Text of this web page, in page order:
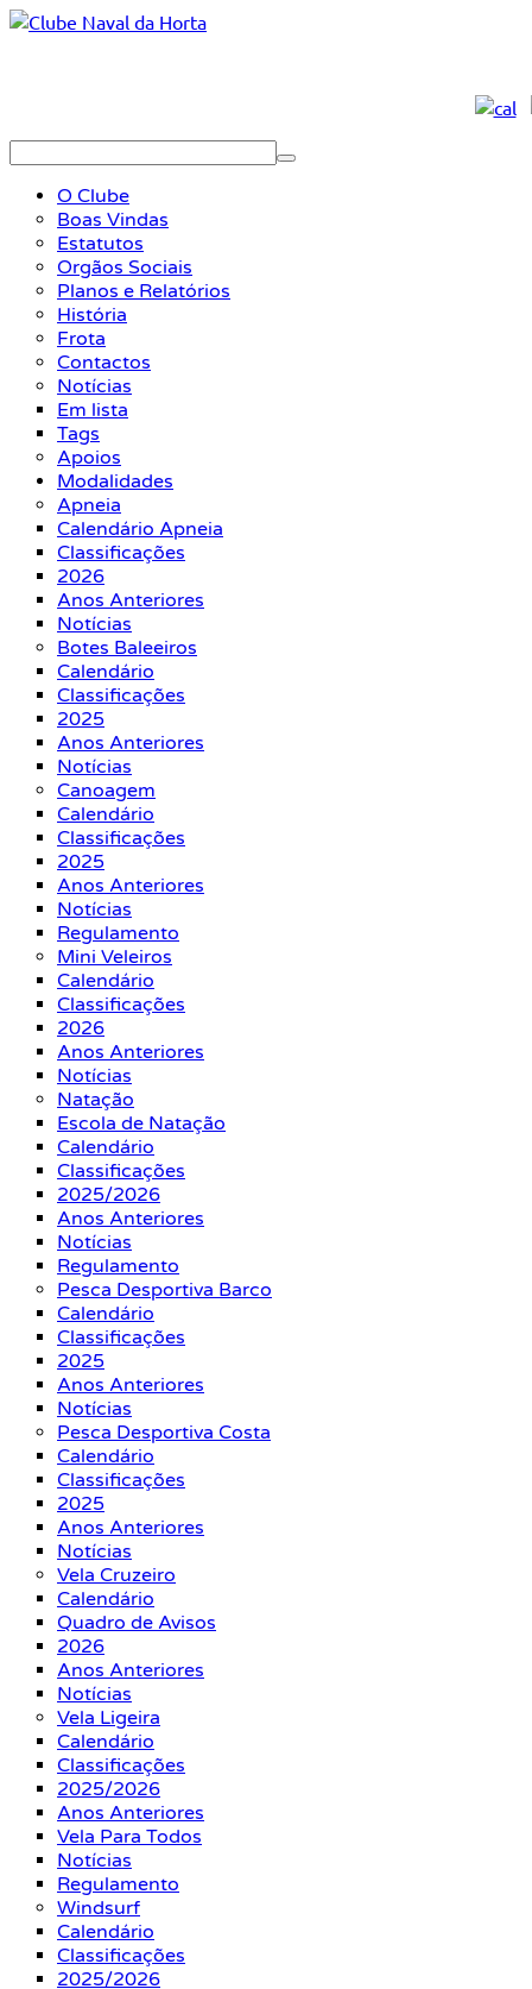
O Clube
Boas Vindas
Estatutos
Orgãos Sociais
Planos e Relatórios
História
Frota
Contactos
Notícias
Em lista
Tags
Apoios
Modalidades
Apneia
Calendário Apneia
Classificações
2026
Anos Anteriores
Notícias
Botes Baleeiros
Calendário
Classificações
2025
Anos Anteriores
Notícias
Canoagem
Calendário
Classificações
2025
Anos Anteriores
Notícias
Regulamento
Mini Veleiros
Calendário
Classificações
2026
Anos Anteriores
Notícias
Natação
Escola de Natação
Calendário
Classificações
2025/2026
Anos Anteriores
Notícias
Regulamento
Pesca Desportiva Barco
Calendário
Classificações
2025
Anos Anteriores
Notícias
Pesca Desportiva Costa
Calendário
Classificações
2025
Anos Anteriores
Notícias
Vela Cruzeiro
Calendário
Quadro de Avisos
2026
Anos Anteriores
Notícias
Vela Ligeira
Calendário
Classificações
2025/2026
Anos Anteriores
Vela Para Todos
Notícias
Regulamento
Windsurf
Calendário
Classificações
2025/2026